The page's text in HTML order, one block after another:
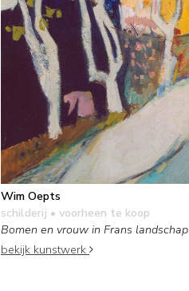
Wim Oepts
schilderij • voorheen te koop
Bomen en vrouw in Frans landschap
bekijk kunstwerk